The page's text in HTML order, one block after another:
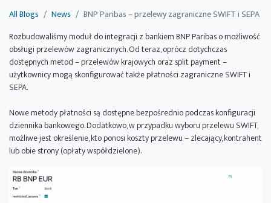
All Blogs News
BNP Paribas – przelewy zagraniczne SWIFT i SEPA
Rozbudowaliśmy moduł do integracji z bankiem BNP Paribas o możliwość
obsługi przelewów zagranicznych. Od teraz, oprócz dotychczas
dostępnych metod – przelewów krajowych oraz split payment –
użytkownicy mogą skonfigurować także płatności zagraniczne SWIFT i
SEPA.
Nowe metody płatności są dostępne bezpośrednio podczas konfiguracji
dziennika bankowego. Dodatkowo, w przypadku wyboru przelewu SWIFT,
możliwe jest określenie, kto ponosi koszty przelewu – zlecający, kontrahent
lub obie strony (opłaty współdzielone).